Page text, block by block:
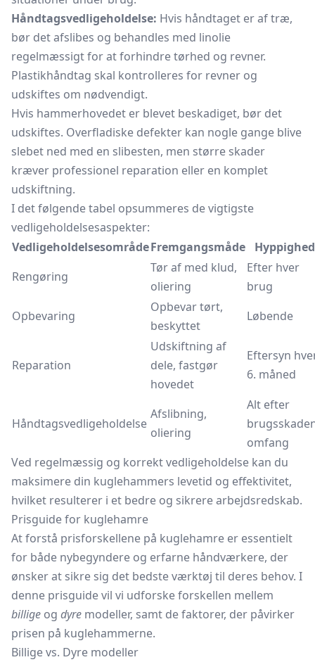
Håndtagsvedligeholdelse: Hvis håndtaget er af træ,
bør det afslibes og behandles med linolie
regelmæssigt for at forhindre tørhed og revner.
Plastikhåndtag skal kontrolleres for revner og
udskiftes om nødvendigt.
Hvis hammerhovedet er blevet beskadiget, bør det
udskiftes. Overfladiske defekter kan nogle gange blive
slebet ned med en slibesten, men større skader
kræver professionel reparation eller en komplet
udskiftning.
I det følgende tabel opsummeres de vigtigste
vedligeholdelsesaspekter:
VedligeholdelsesområdeFremgangsmåde
Hyppighed
Rengøring
Tør af med klud,
oliering
Efter hver
brug
Opbevaring
Opbevar tørt,
beskyttet
Løbende
Reparation
Udskiftning af
dele, fastgør
hovedet
Eftersyn
6. måned
Håndtagsvedligeholdelse
Afslibning,
oliering
Alt efter
omfang
Ved regelmæssig og korrekt vedligeholdelse kan du
maksimere din kuglehammers levetid og effektivitet,
hvilket resulterer i et bedre og sikrere arbejdsredskab.
Prisguide for kuglehamre
At forstå prisforskellene på kuglehamre er essentielt
for både nybegyndere og erfarne håndværkere, der
ønsker at sikre sig det bedste værktøj til deres behov. I
denne prisguide vil vi udforske forskellen mellem
billige og dyre modeller, samt de faktorer, der påvirker
prisen på kuglehammerne.
Billige vs. Dyre modeller